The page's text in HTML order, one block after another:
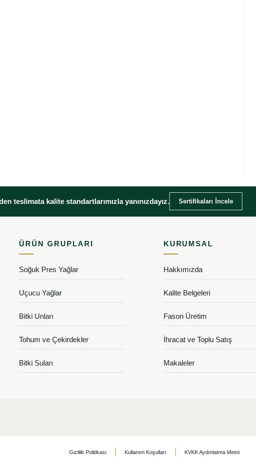
teslimata kalite standartlarımızla yanınızdayız. Sertifikaları İncele
ÜRÜN GRUPLARI
Soğuk Pres Yağlar
Uçucu Yağlar
Bitki Unları
Tohum ve Çekirdekler
Bitki Suları
KURUMSAL
Hakkımızda
Kalite Belgeleri
Fason Üretim
İhracat ve Toplu Satış
Makaleler
Gizlilik Politikası Kullanım Koşulları KVKK Aydınlatma Metni